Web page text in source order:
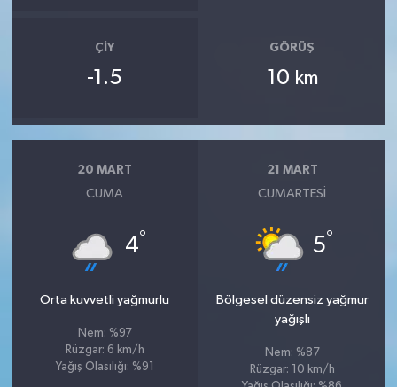
ÇIY
-1.5
GÖRÜŞ
10 km
20 MART
CUMA
4°
Orta kuvvetli yağmurlu
Nem: %97
Rüzgar: 6 km/h
Yağış Olasılığı: %91
21 MART
CUMARTESI
5°
Bölgesel düzensiz yağmur
yağışlı
Nem: %87
Rüzgar: 10 km/h